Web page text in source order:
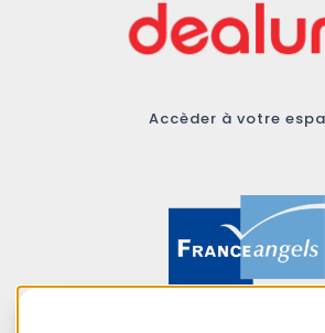
Accèder à votre